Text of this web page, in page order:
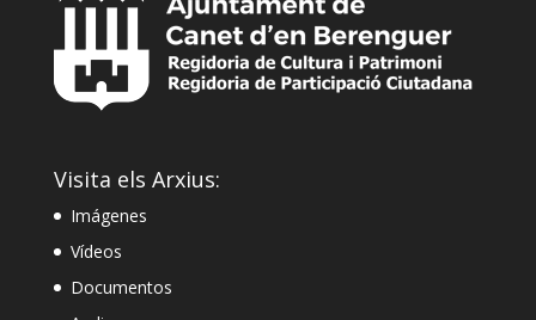
Visita els Arxius:
Imágenes
Vídeos
Documentos